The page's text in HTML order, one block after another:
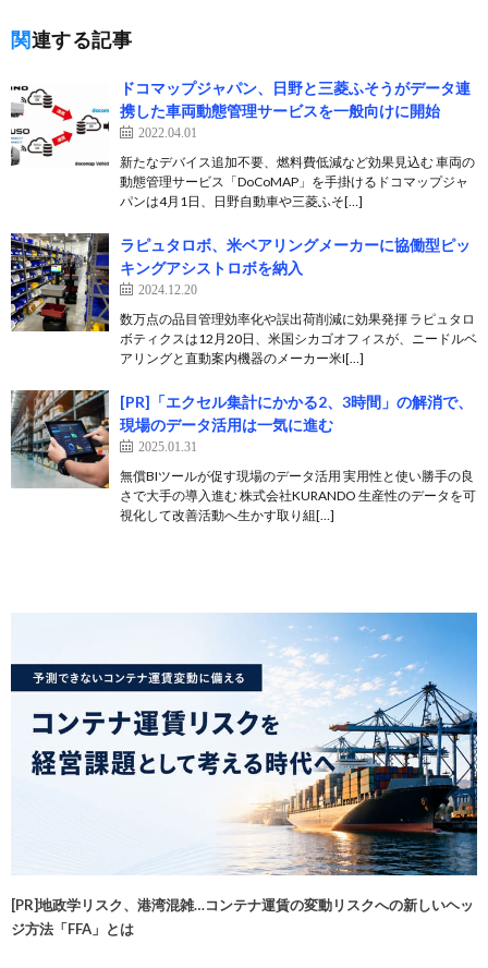
関連する記事
ドコマップジャパン、日野と三菱ふそうがデータ連
携した車両動態管理サービスを一般向けに開始
2022.04.01
新たなデバイス追加不要、燃料費低減など効果見込む 車両の
動態管理サービス「DoCoMAP」を手掛けるドコマップジャ
パンは4月1日、日野自動車や三菱ふそ[…]
ラピュタロボ、米ベアリングメーカーに協働型ピッ
キングアシストロボを納入
2024.12.20
数万点の品目管理効率化や誤出荷削減に効果発揮 ラピュタロ
ボティクスは12月20日、米国シカゴオフィスが、ニードルベ
アリングと直動案内機器のメーカー米I[…]
[PR]「エクセル集計にかかる2、3時間」の解消で、
現場のデータ活用は一気に進む
2025.01.31
無償BIツールが促す現場のデータ活用 実用性と使い勝手の良
さで大手の導入進む 株式会社KURANDO 生産性のデータを可
視化して改善活動へ生かす取り組[…]
[PR]地政学リスク、港湾混雑…コンテナ運賃の変動リスクへの新しいヘッ
ジ方法「FFA」とは